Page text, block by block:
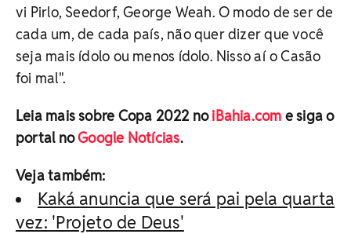
vi Pirlo, Seedorf, George Weah. O modo de ser de
cada um, de cada país, não quer dizer que você
seja mais ídolo ou menos ídolo. Nisso aí o Casão
foi mal".
Leia mais sobre Copa 2022 noiBahia.com e siga o
portal noGoogle Notícias.
Veja também:
Kaká anuncia que será pai pela quarta
vez: 'Projeto de Deus'